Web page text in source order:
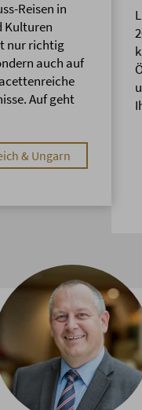
Reisen in
Kulturen
nur richtig
auch auf
Auf geht
& Ungarn